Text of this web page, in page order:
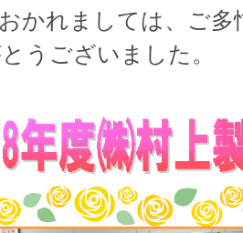
かれましては、ご
うございました。